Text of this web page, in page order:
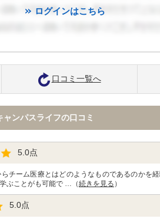
ログインはこちら
口コミ一覧へ
ンパスライフの口コミ
5.0点
チーム医療とはどのようなものであるのかを
ぶことがも可能で …（続きを見る ）
5.0点